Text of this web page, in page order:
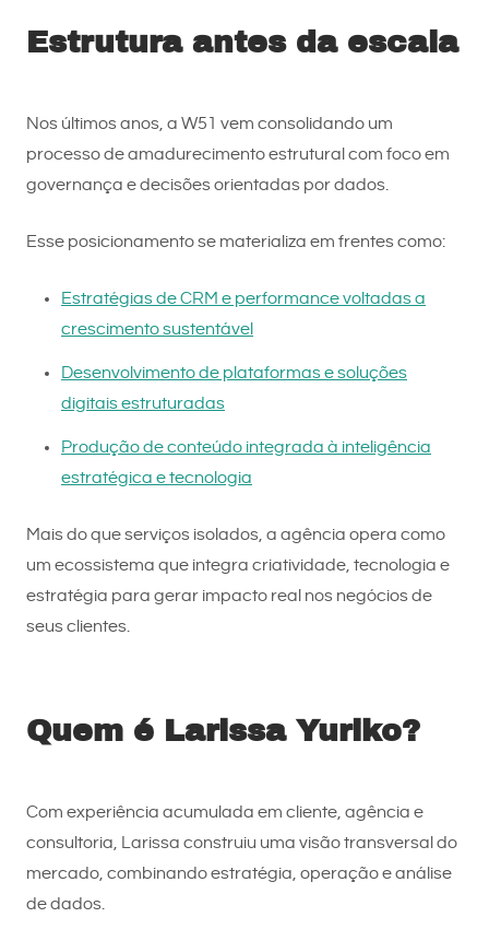
Estrutura antes da escala
Nos últimos anos, a W51 vem consolidando um
processo de amadurecimento estrutural com foco em
governança e decisões orientadas por dados.
Esse posicionamento se materializa em frentes como:
Estratégias de CRM e performance voltadas a
crescimento sustentável
Desenvolvimento de plataformas e soluções
digitais estruturadas
Produção de conteúdo integrada à inteligência
estratégica e tecnologia
Mais do que serviços isolados, a agência opera como
um ecossistema que integra criatividade, tecnologia e
estratégia para gerar impacto real nos negócios de
seus clientes.
Quem é Larissa Yuriko?
Com experiência acumulada em cliente, agência e
consultoria, Larissa construiu uma visão transversal do
mercado, combinando estratégia, operação e análise
de dados.